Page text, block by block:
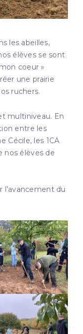
les abeilles,
élèves se sont
coeur »
une prairie
ruchers.
multiniveau. En
entre les
Cécile, les 1CA
nos élèves de
l’avancement du